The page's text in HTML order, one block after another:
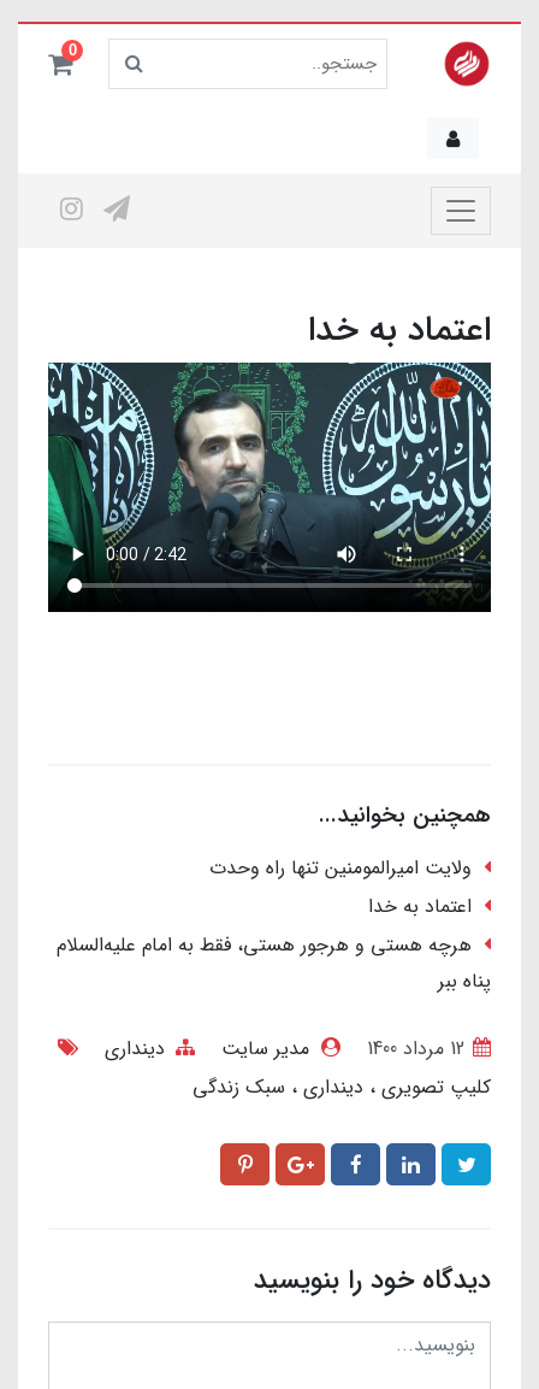
0
اعتماد به خدا
همچنین بخوانید...
ولایت امیرالمومنین تنها راه وحدت
اعتماد به خدا
هرچه هستی و هرجور هستی، فقط به امام علیه‌السلام
پناه ببر
مدیر سایت
دینداری
کلیپ تصویری
دینداری سبک زندگی
دیدگاه خود را بنویسید